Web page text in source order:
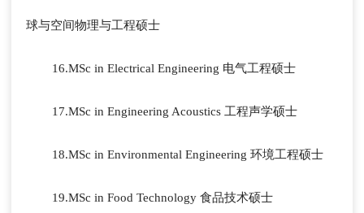
球与空间物理与工程硕士
16.MSc in Electrical Engineering 电气工程硕士
17.MSc in Engineering Acoustics 工程声学硕士
18.MSc in Environmental Engineering 环境工程硕士
19.MSc in Food Technology 食品技术硕士